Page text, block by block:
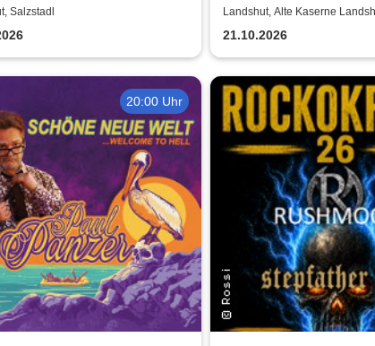
- von Jonah Stabe
Salzstadl Landshut, Alte Kaserne
21.10.2026
20:00 Uhr